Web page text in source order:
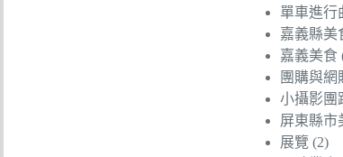
單車進行
嘉義縣美
嘉義美食
團購與網
小攝影團
屏東縣市
展覽 (2)